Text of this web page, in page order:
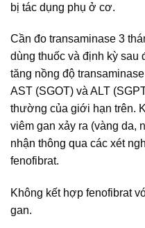
bị tác dụng phụ ở cơ.
Cần đo transaminase 3
dùng thuốc và định kỳ sau
tăng nồng độ
AST (SGOT) và ALT
thường của giới hạn trên.
viêm gan xảy ra (vàng da,
nhận thông qua các xét
fenofibrat.
Không kết hợp fenofibrat
gan.